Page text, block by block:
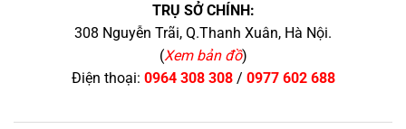
TRỤ SỞ CHÍNH:
308 Nguyễn Trãi, Q.Thanh Xuân, Hà Nội.
(Xem bản đồ)
Điện thoại: 0964 308 308/ 0977 602 688